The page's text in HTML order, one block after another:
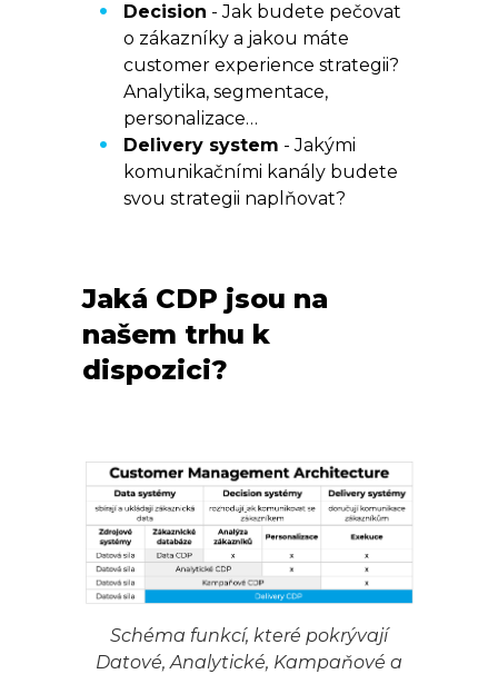
Decision - Jak budete pečovat
o zákazníky a jakou máte
customer experience strategii?
Analytika, segmentace,
personalizace…
Delivery system - Jakými
komunikačními kanály budete
svou strategii naplňovat?
Jaká CDP jsou na
našem trhu k
dispozici?
Schéma funkcí, které pokrývají
Datové, Analytické, Kampaňové a